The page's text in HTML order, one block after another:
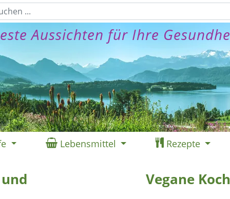
Aussichten für Ihre
Lebensmittel Rezepte
Vegane